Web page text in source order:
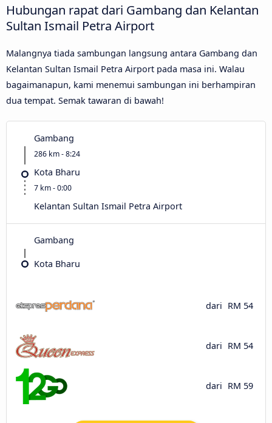
Hubungan rapat dari Gambang dan Kelantan
Sultan Ismail Petra Airport
Malangnya tiada sambungan langsung antara Gambang dan
Kelantan Sultan Ismail Petra Airport pada masa ini. Walau
bagaimanapun, kami menemui sambungan ini berhampiran
dua tempat. Semak tawaran di bawah!
Gambang
286 km - 8:24
Kota Bharu
7 km - 0:00
Kelantan Sultan Ismail Petra Airport
Gambang
Kota Bharu
dari RM 54
dari RM 54
dari RM 59